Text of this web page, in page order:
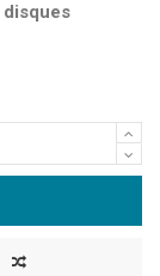
disques